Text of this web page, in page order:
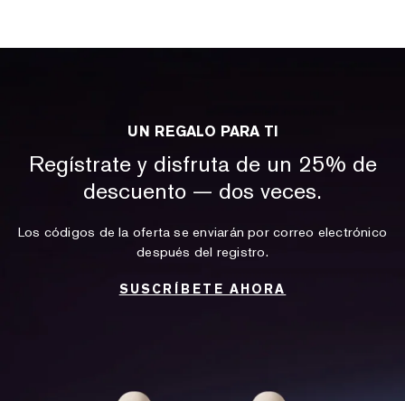
UN REGALO PARA TI
Regístrate y disfruta de un 25% de
descuento — dos veces.
Los códigos de la oferta se enviarán por correo electrónico
después del registro.
SUSCRÍBETE AHORA